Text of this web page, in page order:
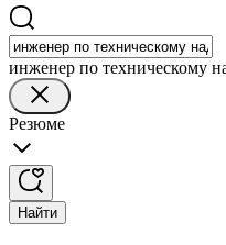
инженер по техническому
Резюме
Найти